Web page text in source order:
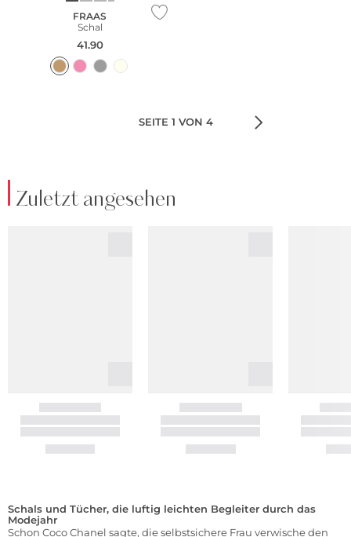
FRAAS
Schal
41.90
SEITE 1 VON 4
Zuletzt angesehen
Schals und Tücher, die luftig leichten Begleiter durch das
Modejahr
Schon Coco Chanel sagte, die selbstsichere Frau verwische den